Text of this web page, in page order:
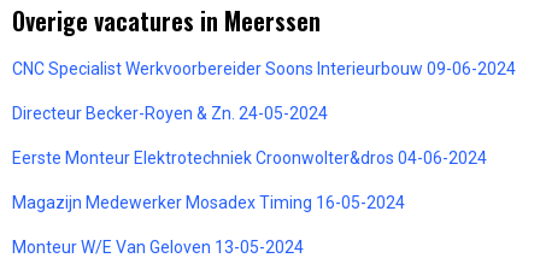
Overige vacatures in Meerssen
CNC Specialist Werkvoorbereider Soons Interieurbouw 09-06-2024
Directeur Becker-Royen & Zn. 24-05-2024
Eerste Monteur Elektrotechniek Croonwolter&dros 04-06-2024
Magazijn Medewerker Mosadex Timing 16-05-2024
Monteur W/E Van Geloven 13-05-2024